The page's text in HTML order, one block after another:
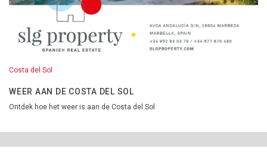
Costa del Sol
WEER AAN DE COSTA DEL SOL
Ontdek hoe het weer is aan de Costa del Sol